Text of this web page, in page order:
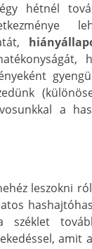
hétnél
a
leszokni
széklet
amit